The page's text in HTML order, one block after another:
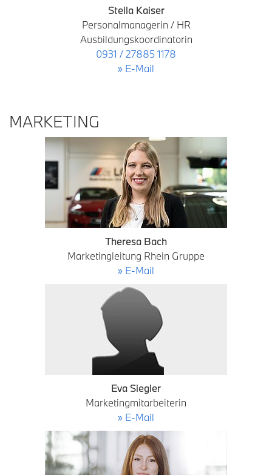
Stella Kaiser
Personalmanagerin / HR
Ausbildungskoordinatorin
0931 / 27885 1178
» E-Mail
MARKETING
Theresa Bach
Marketingleitung Rhein Gruppe
» E-Mail
Eva Siegler
Marketingmitarbeiterin
» E-Mail